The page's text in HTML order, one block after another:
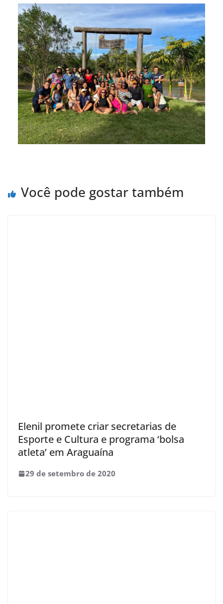
Você pode gostar também
Elenil promete criar secretarias de
Esporte e Cultura e programa ‘bolsa
atleta’ em Araguaína
29 de setembro de 2020